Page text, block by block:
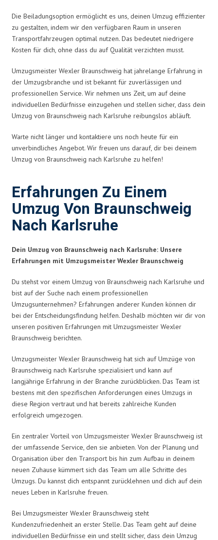
Die Beiladungsoption ermöglicht es uns, deinen Umzug effizienter
zu gestalten, indem wir den verfügbaren Raum in unseren
Transportfahrzeugen optimal nutzen. Das bedeutet niedrigere
Kosten für dich, ohne dass du auf Qualität verzichten musst.
Umzugsmeister Wexler Braunschweig hat jahrelange Erfahrung in
der Umzugsbranche und ist bekannt für zuverlässigen und
professionellen Service. Wir nehmen uns Zeit, um auf deine
individuellen Bedürfnisse einzugehen und stellen sicher, dass dein
Umzug von Braunschweig nach Karlsruhe reibungslos abläuft.
Warte nicht länger und kontaktiere uns noch heute für ein
unverbindliches Angebot. Wir freuen uns darauf, dir bei deinem
Umzug von Braunschweig nach Karlsruhe zu helfen!
Erfahrungen Zu Einem
Umzug Von Braunschweig
Nach Karlsruhe
Dein Umzug von Braunschweig nach Karlsruhe: Unsere
Erfahrungen mit Umzugsmeister Wexler Braunschweig
Du stehst vor einem Umzug von Braunschweig nach Karlsruhe und
bist auf der Suche nach einem professionellen
Umzugsunternehmen? Erfahrungen anderer Kunden können dir
bei der Entscheidungsfindung helfen. Deshalb möchten wir dir von
unseren positiven Erfahrungen mit Umzugsmeister Wexler
Braunschweig berichten.
Umzugsmeister Wexler Braunschweig hat sich auf Umzüge von
Braunschweig nach Karlsruhe spezialisiert und kann auf
langjährige Erfahrung in der Branche zurückblicken. Das Team ist
bestens mit den spezifischen Anforderungen eines Umzugs in
diese Region vertraut und hat bereits zahlreiche Kunden
erfolgreich umgezogen.
Ein zentraler Vorteil von Umzugsmeister Wexler Braunschweig ist
der umfassende Service, den sie anbieten. Von der Planung und
Organisation über den Transport bis hin zum Aufbau in deinem
neuen Zuhause kümmert sich das Team um alle Schritte des
Umzugs. Du kannst dich entspannt zurücklehnen und dich auf dein
neues Leben in Karlsruhe freuen.
Bei Umzugsmeister Wexler Braunschweig steht
Kundenzufriedenheit an erster Stelle. Das Team geht auf deine
individuellen Bedürfnisse ein und stellt sicher, dass dein Umzug